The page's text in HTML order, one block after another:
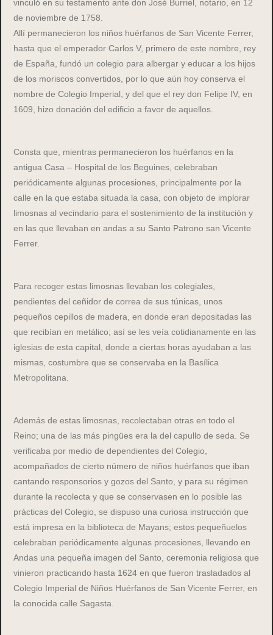
vinculó en su testamento ante don José Burriel, notario, en 12
de noviembre de 1758.
Allí permanecieron los niños huérfanos de San Vicente Ferrer,
hasta que el emperador Carlos V, primero de este nombre, rey
de España, fundó un colegio para albergar y educar a los hijos
de los moriscos convertidos, por lo que aún hoy conserva el
nombre de Colegio Imperial, y del que el rey don Felipe IV, en
1609, hizo donación del edificio a favor de aquellos.
Consta que, mientras permanecieron los huérfanos en la
antigua Casa – Hospital de los Beguines, celebraban
periódicamente algunas procesiones, principalmente por la
calle en la que estaba situada la casa, con objeto de implorar
limosnas al vecindario para el sostenimiento de la institución y
en las que llevaban en andas a su Santo Patrono san Vicente
Ferrer.
Para recoger estas limosnas llevaban los colegiales,
pendientes del ceñidor de correa de sus túnicas, unos
pequeños cepillos de madera, en donde eran depositadas las
que recibían en metálico; así se les veía cotidianamente en las
iglesias de esta capital, donde a ciertas horas ayudaban a las
mismas, costumbre que se conservaba en la Basílica
Metropolitana.
Además de estas limosnas, recolectaban otras en todo el
Reino; una de las más pingües era la del capullo de seda. Se
verificaba por medio de dependientes del Colegio,
acompañados de cierto número de niños huérfanos que iban
cantando responsorios y gozos del Santo, y para su régimen
durante la recolecta y que se conservasen en lo posible las
prácticas del Colegio, se dispuso una curiosa instrucción que
está impresa en la biblioteca de Mayans; estos pequeñuelos
celebraban periódicamente algunas procesiones, llevando en
Andas una pequeña imagen del Santo, ceremonia religiosa que
vinieron practicando hasta 1624 en que fueron trasladados al
Colegio Imperial de Niños Huérfanos de San Vicente Ferrer, en
la conocida calle Sagasta.